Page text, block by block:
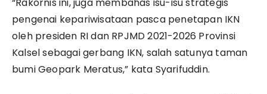
“Rakornis ini, juga membahas isu-isu strategis
pengenai kepariwisataan pasca penetapan IKN
oleh presiden RI dan RPJMD 2021-2026 Provinsi
Kalsel sebagai gerbang IKN, salah satunya taman
bumi Geopark Meratus,” kata Syarifuddin.